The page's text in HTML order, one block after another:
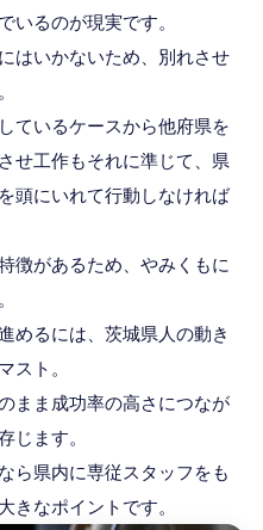
いるのが現実です。
はいかないため、別れさせ
ているケースから他府県を
せ工作もそれに準じて、県
頭にいれて行動しなければ
徴があるため、やみくもに
めるには、茨城県人の動き
スト。
まま成功率の高さにつなが
じます。
ら県内に専従スタッフをも
きなポイントです。